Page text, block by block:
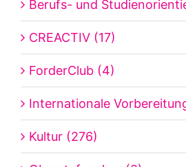
Berufs- und
CREACTIV (17)
ForderClub (4)
Internationale
Kultur (276)